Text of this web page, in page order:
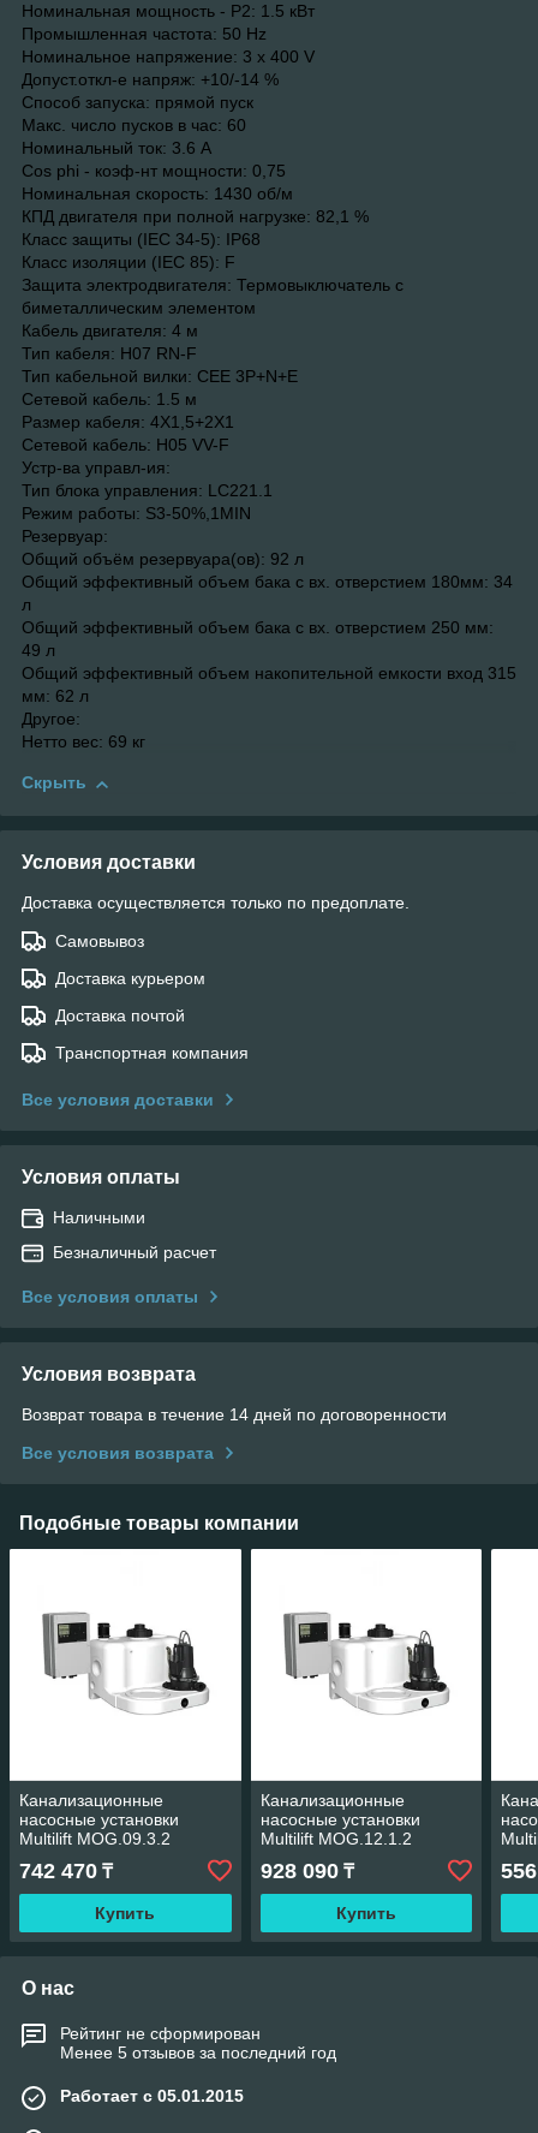
Номинальная мощность - P2: 1.5 кВт
Промышленная частота: 50 Hz
Номинальное напряжение: 3 x 400 V
Допуст.откл-е напряж: +10/-14 %
Способ запуска: прямой пуск
Макс. число пусков в час: 60
Номинальный ток: 3.6 A
Cos phi - коэф-нт мощности: 0,75
Номинальная скорость: 1430 об/м
КПД двигателя при полной нагрузке: 82,1 %
Класс защиты (IEC 34-5): IP68
Класс изоляции (IEC 85): F
Защита электродвигателя: Термовыключатель с
биметаллическим элементом
Кабель двигателя: 4 м
Тип кабеля: H07 RN-F
Тип кабельной вилки: CEE 3P+N+E
Сетевой кабель: 1.5 м
Размер кабеля: 4X1,5+2X1
Сетевой кабель: H05 VV-F
Устр-ва управл-ия:
Тип блока управления: LC221.1
Режим работы: S3-50%,1MIN
Резервуар:
Общий объём резервуара(ов): 92 л
Общий эффективный объем бака с вх. отверстием 180мм: 34
л
Общий эффективный объем бака с вх. отверстием 250 мм:
49 л
Общий эффективный объем накопительной емкости вход 315
мм: 62 л
Другое:
Нетто вес: 69 кг
Скрыть
Условия доставки
Доставка осуществляется только по предоплате.
Самовывоз
Доставка курьером
Доставка почтой
Транспортная компания
Все условия доставки
Условия оплаты
Наличными
Безналичный расчет
Все условия оплаты
Условия возврата
Возврат товара в течение 14 дней по договоренности
Все условия возврата
Подобные товары компании
Канализационные
насосные установки
Multilift MOG.09.3.2
742 470 ₸
Купить
Канализационные
насосные установки
Multilift MOG.12.1.2
928 090₸
Купить
О нас
Рейтинг не сформирован
Менее 5 отзывов за последний год
Работает с 05.01.2015